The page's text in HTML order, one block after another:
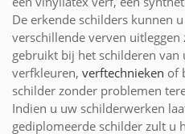
De erkende schilders kunnen
verschillende verven
gebruikt bij het schilderen
verfkleuren, verftechnieken of
schilder zonder problemen
Indien u uw schilderwerken
gediplomeerde schilder zult u